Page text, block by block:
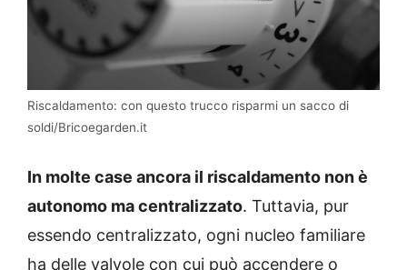
Riscaldamento: con questo trucco risparmi un sacco di
soldi/Bricoegarden.it
In molte case ancora il riscaldamento non è
autonomo ma centralizzato. Tuttavia, pur
essendo centralizzato, ogni nucleo familiare
ha delle valvole con cui può accendere o